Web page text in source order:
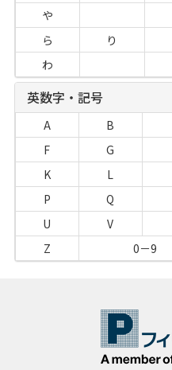
や
ら
り
わ
英数字・記号
A B
F
G
K
L
P
Q
U
V
Z
0－9